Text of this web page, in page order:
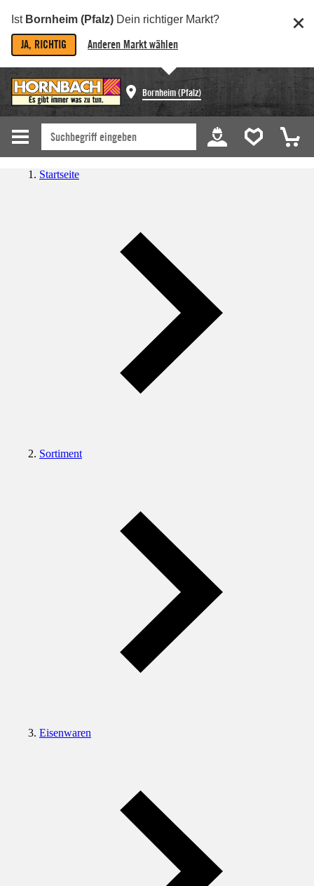
Ist Bornheim (Pfalz) Dein richtiger Markt?
JA, RICHTIG Anderen Markt wählen
Bornheim (Pfalz)
Startseite
Sortiment
Eisenwaren